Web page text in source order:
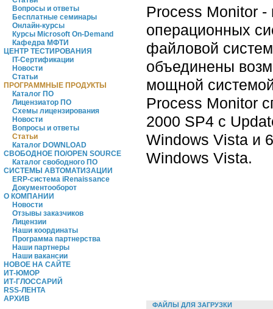
Вопросы и ответы
Бесплатные семинары
Онлайн-курсы
Курсы Microsoft On-Demand
Кафедра МФТИ
ЦЕНТР ТЕСТИРОВАНИЯ
IT-Сертификации
Новости
Статьи
ПРОГРАММНЫЕ ПРОДУКТЫ
Каталог ПО
Лицензиатор ПО
Схемы лицензирования
Новости
Вопросы и ответы
Статьи
Каталог DOWNLOAD
СВОБОДНОЕ ПО/OPEN SOURCE
Каталог свободного ПО
СИСТЕМЫ АВТОМАТИЗАЦИИ
ERP-система iRenaissance
Документооборот
О КОМПАНИИ
Новости
Отзывы заказчиков
Лицензии
Наши координаты
Программа партнерства
Наши партнеры
Наши вакансии
НОВОЕ НА САЙТЕ
ИТ-ЮМОР
ИТ-ГЛОССАРИЙ
RSS-ЛЕНТА
АРХИВ
Process Monitor
операционных
файловой
объединены
мощной
Process Monitor
2000 SP4 с
Windows Vista и
Windows Vista.
ФАЙЛЫ ДЛЯ ЗАГРУЗКИ